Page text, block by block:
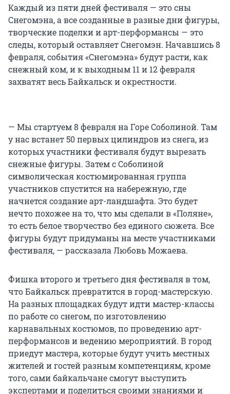
Каждый из пяти дней фестиваля — это сны
Снегомэна, а все созданные в разные дни фигуры,
творческие поделки и арт-перформансы — это
следы, который оставляет Снегомэн. Начавшись 8
февраля, события «Снегомэна» будут расти, как
снежный ком, и к выходным 11 и 12 февраля
захватят весь Байкальск и окрестности.
— Мы стартуем 8 февраля на Горе Соболиной. Там
у нас встанет 50 первых цилиндров из снега, из
которых участники фестиваля будут вырезать
снежные фигуры. Затем с Соболиной
символическая костюмированная группа
участников спустится на набережную, где
начнется создание арт-ландшафта. Это будет
нечто похожее на то, что мы сделали в «Поляне»,
то есть белое творчество без единого сюжета. Все
фигуры будут придуманы на месте участниками
фестиваля, — рассказала Любовь Можаева.
Фишка второго и третьего дня фестиваля в том,
что Байкальск превратится в город-мастерскую.
На разных площадках будут идти мастер-классы
по работе со снегом, по изготовлению
карнавальных костюмов, по проведению арт-
перформансов и ведению мероприятий. В город
приедут мастера, которые будут учить местных
жителей и гостей разным компетенциям, кроме
того, сами байкальчане смогут выступить
экспертами и поделиться своими знаниями и